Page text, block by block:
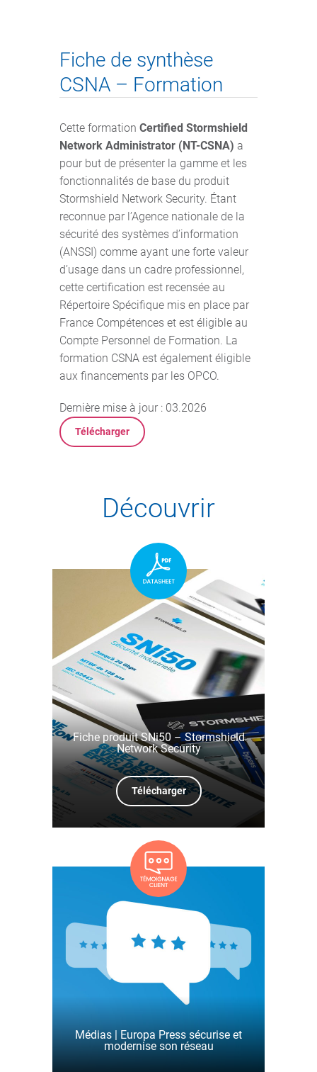
Fiche de synthèse
CSNA – Formation
Cette formation Certified Stormshield
Network Administrator (NT-CSNA) a
pour but de présenter la gamme et les
fonctionnalités de base du produit
Stormshield Network Security. Étant
reconnue par l’Agence nationale de la
sécurité des systèmes d’information
(ANSSI) comme ayant une forte valeur
d’usage dans un cadre professionnel,
cette certification est recensée au
Répertoire Spécifique mis en place par
France Compétences et est éligible au
Compte Personnel de Formation. La
formation CSNA est également éligible
aux financements par les OPCO.
Dernière mise à jour : 03.2026
Télécharger
Découvrir
Fiche produit SNi50 – Stormshield
Network Security
Télécharger
Médias | Europa Press sécurise et
modernise son réseau